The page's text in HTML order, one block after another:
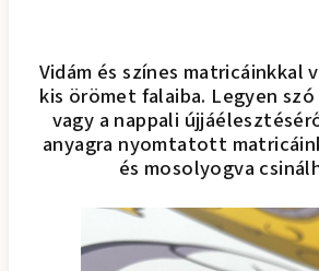
Vidám és színes matricáinkkal
kis örömet falaiba. Legyen
vagy a nappali
anyagra nyomtatott
és mosolyogva